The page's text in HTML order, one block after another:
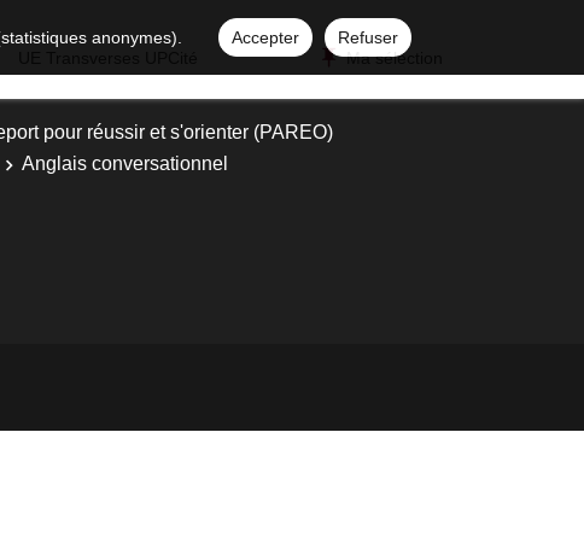
anonymes). Accepter
Refuser
Ma sélection
pour réussir et s'orienter (PAREO)
Anglais conversationnel